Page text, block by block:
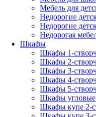
Мебель для
Недорогие
Недорогие
Недорогая
Шкафы
Шкафы 1-
Шкафы 2-
Шкафы 3-
Шкафы 4-
Шкафы 5-
Шкафы угловые
Шкафы купе 2-